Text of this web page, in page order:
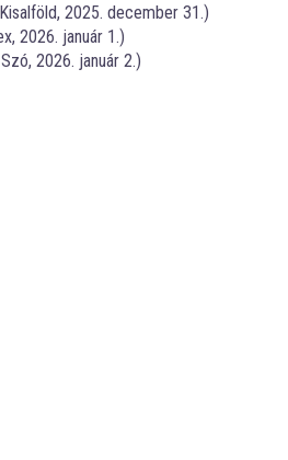
2025. december 31.)
2026. január 1.)
2026. január 2.)